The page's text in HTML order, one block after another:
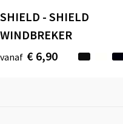
SHIELD - SHIELD
WINDBREKER
vanaf € 6,90